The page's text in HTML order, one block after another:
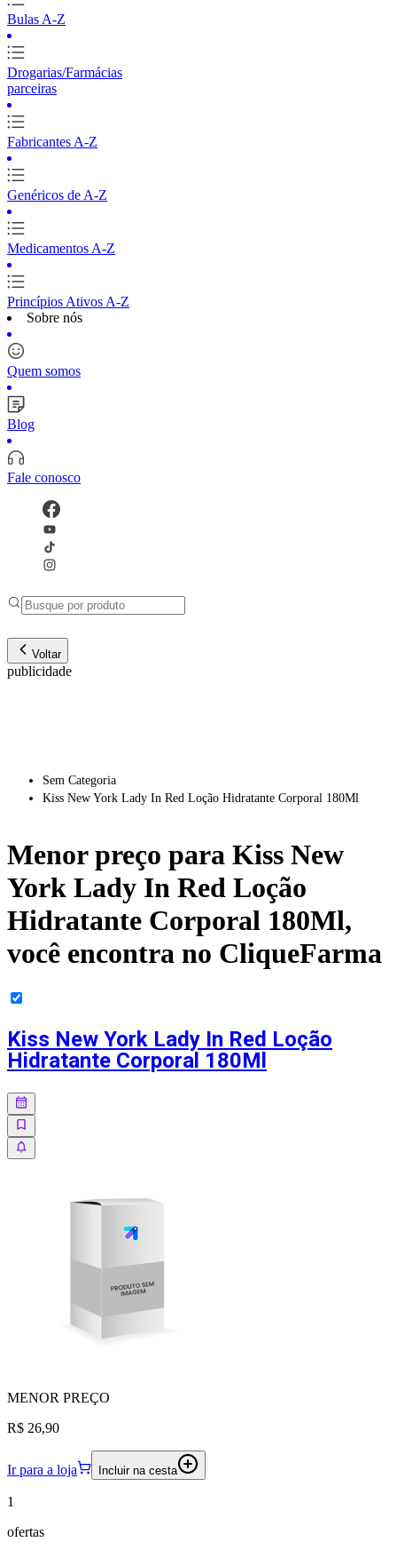
Bulas A-Z
Drogarias/Farmácias
parceiras
Fabricantes A-Z
Genéricos de A-Z
Medicamentos A-Z
Princípios Ativos A-Z
Sobre nós
Quem somos
Blog
Fale conosco
Voltar
publicidade
Sem Categoria
Kiss New York Lady In Red Loção Hidratante Corporal 180Ml
Menor preço para Kiss New
York Lady In Red Loção
Hidratante Corporal 180Ml,
você encontra no CliqueFarma
Kiss New York Lady In Red Loção
Hidratante Corporal 180Ml
MENOR PREÇO
R$ 26,90
Ir para a loja Incluir na cesta
1
ofertas